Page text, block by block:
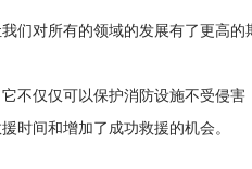
对所有的领域的发展有了更高的
仅仅可以保护消防设施不受侵害
时间和增加了成功救援的机会。